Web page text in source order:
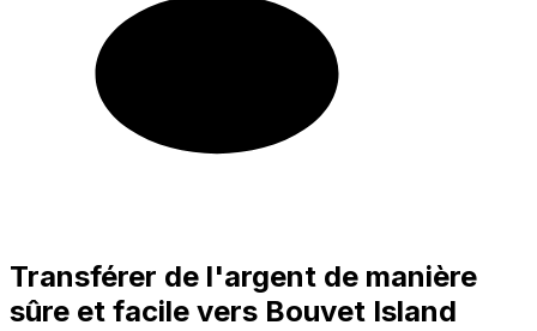
Transférer de l'argent de manière
sûre et facile vers Bouvet Island